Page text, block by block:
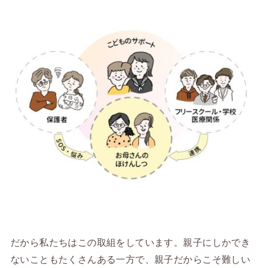
だから私たちはこの取組をしています。親子にしかでき
ないこともたくさんある一方で、親子だからこそ難しい